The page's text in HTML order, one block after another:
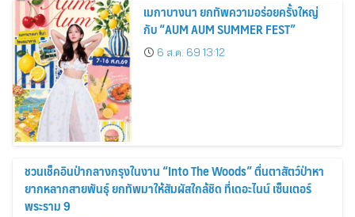
เมกาบางนา ยกทัพความอร่อยครั้งใหญ่
กับ “AUM AUM SUMMER FEST”
6 ส.ค. 69 13:12
ชวนเช็คอินป่ากลางกรุงในงาน “Into The Woods” ตื่นตาสัตว์ป่าหา
ยากหลากสายพันธุ์ ยกทัพมาให้สัมผัสใกล้ชิด ที่เดอะไนน์ เซ็นเตอร์
พระราม 9